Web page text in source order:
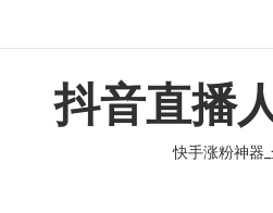
抖音直播
快手涨粉神器